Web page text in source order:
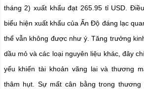
tháng 2) xuất khẩu đạt 265.95 tỉ USD.
biểu hiện xuất khẩu của Ấn Độ đáng lạc
thể vẫn không được như ý. Tăng trưởng
dầu mỏ và các loại nguyên liệu khác, đây
yếu khiến tài khoản vãng lai và thương
thâm hụt. Sự mất cân bằng trong